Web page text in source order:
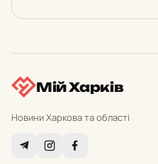
Мій Харків
Новини Харкова та області